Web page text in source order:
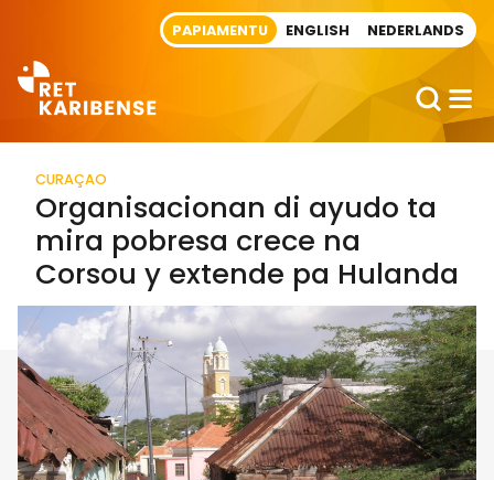
PAPIAMENTU ENGLISH NEDERLANDS
CURAÇAO
Organisacionan di ayudo ta
mira pobresa crece na
Corsou y extende pa Hulanda